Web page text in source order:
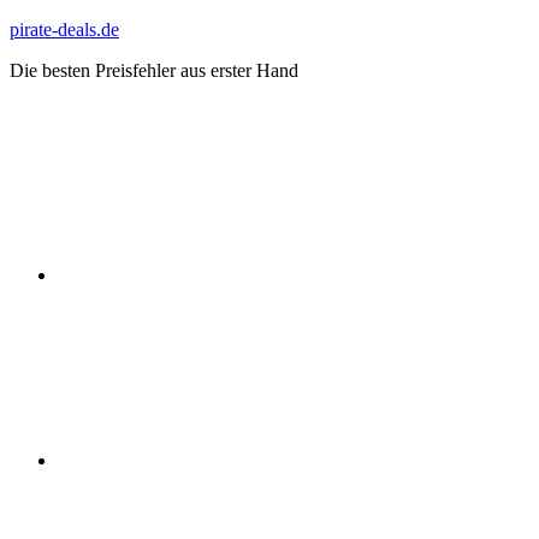
Zum
springen
pirate-deals.de
Die besten Preisfehler aus erster Hand